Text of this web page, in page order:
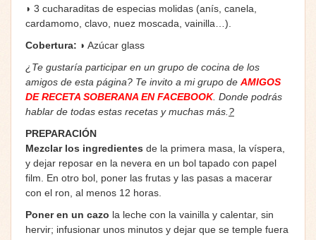
◗ 3 cucharaditas de especias molidas (anís, canela,
cardamomo, clavo, nuez moscada, vainilla…).
Cobertura: ◗ Azúcar glass
¿Te gustaría participar en un grupo de cocina de los
amigos de esta página? Te invito a mi grupo de AMIGOS
DE RECETA SOBERANA EN FACEBOOK. Donde podrás
hablar de todas estas recetas y muchas más. ?
PREPARACIÓN
Mezclar los ingredientes de la primera masa, la víspera,
y dejar reposar en la nevera en un bol tapado con papel
film. En otro bol, poner las frutas y las pasas a macerar
con el ron, al menos 12 horas.
Poner en un cazo la leche con la vainilla y calentar, sin
hervir; infusionar unos minutos y dejar que se temple fuera